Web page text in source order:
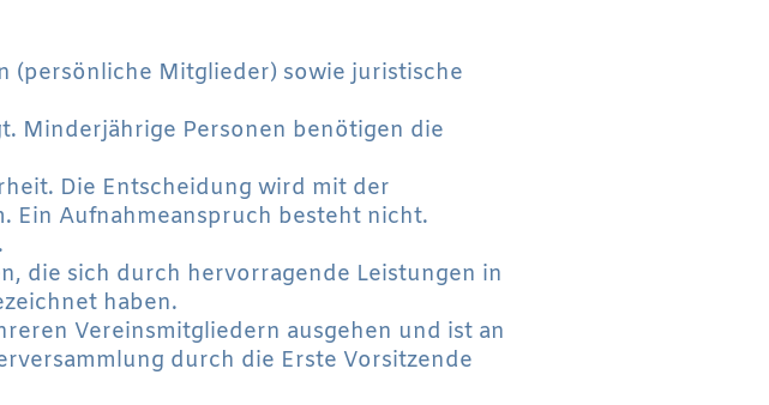
(persönliche Mitglieder) sowie juristische
Minderjährige Personen benötigen die
Die Entscheidung wird mit der
Ein Aufnahmeanspruch besteht nicht.
die sich durch hervorragende Leistungen in
haben.
Vereinsmitgliedern ausgehen und ist an
durch die Erste Vorsitzende